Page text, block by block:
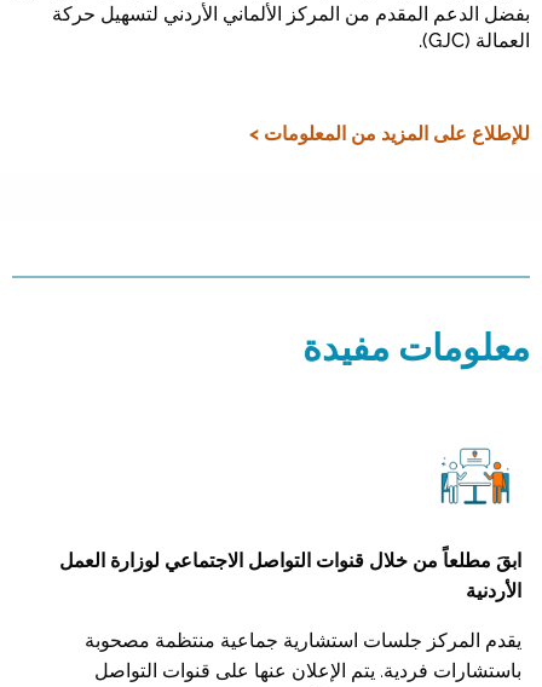
بفضل الدعم المقدم من المركز الألماني الأردني لتسهيل حركة
العمالة (GJC).
للإطلاع على المزيد من المعلومات >
معلومات مفيدة
ابقَ مطلعاً من خلال قنوات التواصل الاجتماعي لوزارة العمل
الأردنية
يقدم المركز جلسات استشارية جماعية منتظمة مصحوبة
باستشارات فردية. يتم الإعلان عنها على قنوات التواصل